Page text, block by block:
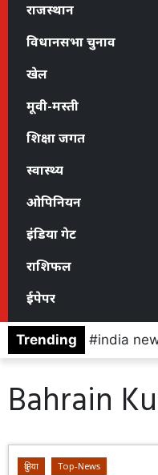
राजस्थान
विधानसभा चुनाव
खेल
मूवी-मस्ती
शिक्षा जगत
स्वास्थ्य
ओपिनियन
इंडिया गेट
राशिफल
ईपेपर
Trending india
Bahrain
दुनिया Top-News